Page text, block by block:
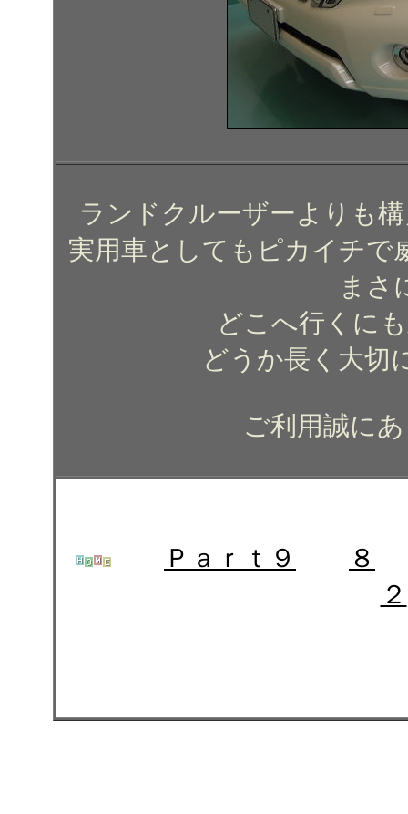
ランドクルーザーよりも
実用車としてもピカイチで
まさ
どこへ行くに
どうか長く大切
ご利用誠に
Ｐａｒｔ９
８
２